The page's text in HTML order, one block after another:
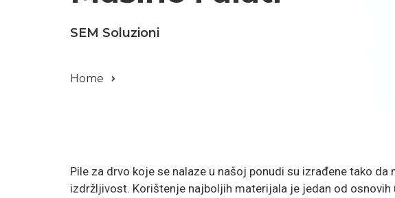
SEM Soluzioni
Home
Pile za drvo koje se nalaze u našoj ponudi su izrađene tako
izdržljivost. Korištenje najboljih materijala je jedan od osnovih